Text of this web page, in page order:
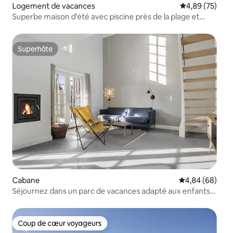
Logement de vacances Évaluation
4,89 (75)
Superbe maison d'été avec piscine près de la plage et
Superhôte
Superhôte
Cabane Évaluation
4,84 (68)
Séjournez dans un parc de vacances adapté aux enfants
Coup de cœur voyageurs
Coup de cœur voyageurs